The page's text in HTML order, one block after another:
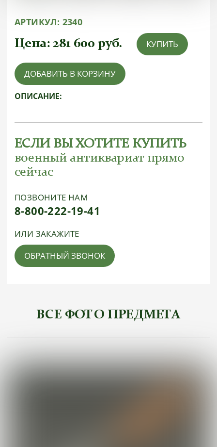
АРТИКУЛ: 2340
Цена: 281 600 руб. КУПИТЬ
ДОБАВИТЬ В КОРЗИНУ
ОПИСАНИЕ:
ЕСЛИ ВЫ ХОТИТЕ КУПИТЬ
военный антиквариат прямо
сейчас
ПОЗВОНИТЕ НАМ
8-800-222-19-41
ИЛИ ЗАКАЖИТЕ
ОБРАТНЫЙ ЗВОНОК
ВСЕ ФОТО ПРЕДМЕТА